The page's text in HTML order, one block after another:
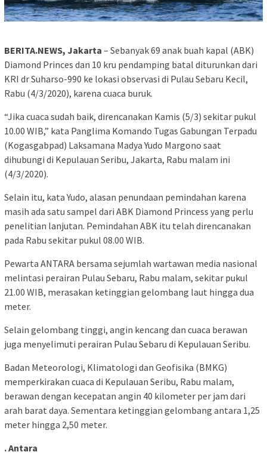
BERITA.NEWS, Jakarta – Sebanyak 69 anak buah kapal (ABK)
Diamond Princes dan 10 kru pendamping batal diturunkan dari
KRI dr Suharso-990 ke lokasi observasi di Pulau Sebaru Kecil,
Rabu (4/3/2020), karena cuaca buruk.
“Jika cuaca sudah baik, direncanakan Kamis (5/3) sekitar pukul
10.00 WIB,” kata Panglima Komando Tugas Gabungan Terpadu
(Kogasgabpad) Laksamana Madya Yudo Margono saat
dihubungi di Kepulauan Seribu, Jakarta, Rabu malam ini
(4/3/2020).
Selain itu, kata Yudo, alasan penundaan pemindahan karena
masih ada satu sampel dari ABK Diamond Princess yang perlu
penelitian lanjutan. Pemindahan ABK itu telah direncanakan
pada Rabu sekitar pukul 08.00 WIB.
Pewarta ANTARA bersama sejumlah wartawan media nasional
melintasi perairan Pulau Sebaru, Rabu malam, sekitar pukul
21.00 WIB, merasakan ketinggian gelombang laut hingga dua
meter.
Selain gelombang tinggi, angin kencang dan cuaca berawan
juga menyelimuti perairan Pulau Sebaru di Kepulauan Seribu.
Badan Meteorologi, Klimatologi dan Geofisika (BMKG)
memperkirakan cuaca di Kepulauan Seribu, Rabu malam,
berawan dengan kecepatan angin 40 kilometer per jam dari
arah barat daya. Sementara ketinggian gelombang antara 1,25
meter hingga 2,50 meter.
. Antara